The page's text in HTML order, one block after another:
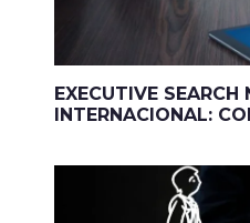
EXECUTIVE SEARCH
INTERNACIONAL: